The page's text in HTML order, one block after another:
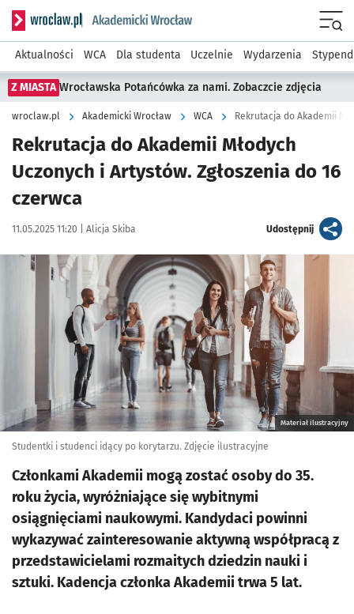
Serwis informacyjny wroclaw.pl podserwis: Akademicki
Aktualności WCA Dla studenta Uczelnie Wydarzenia
Z MIASTA Wrocławska Potańcówka za nami. Zobaczcie zdjęcia
wroclaw.pl Akademicki Wrocław WCA Rekrutacja do Akademii
Rekrutacja do Akademii Młodych
Uczonych i Artystów. Zgłoszenia do 16
czerwca
Data publikacji:
11.05.2025 11:20 | Autor:
Alicja Skiba Udostępnijartykuł
Kliknij, aby powiększyć
Materiał ilustracyjny
Studentki i studenci idący po korytarzu. Zdjęcie ilustracyjne
Członkami Akademii mogą zostać osoby do 35.
roku życia, wyróżniające się wybitnymi
osiągnięciami naukowymi. Kandydaci powinni
wykazywać zainteresowanie aktywną współpracą z
przedstawicielami rozmaitych dziedzin nauki i
sztuki. Kadencja członka Akademii trwa 5 lat.